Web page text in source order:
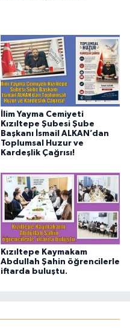
İlim Yayma Cemiyeti
Kızıltepe Şubesi Şube
Başkanı İsmail ALKAN’dan
Toplumsal Huzur ve
Kardeşlik Çağrısı!
Kızıltepe Kaymakam
Abdullah Şahin öğrencilerle
iftarda buluştu.